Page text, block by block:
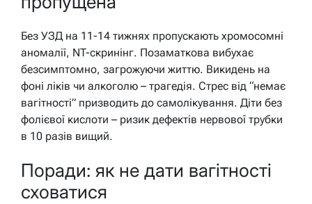
Без УЗД на 11-14 тижнях пропускають хромосомні
аномалії, NT-скринінг. Позаматкова вибухає
безсимптомно, загрожуючи життю. Викидень на
фоні ліків чи алкоголю – трагедія. Стрес від “немає
вагітності” призводить до самолікування. Діти без
фолієвої кислоти – ризик дефектів нервової трубки
в 10 разів вищий.
Поради: як не дати вагітності
сховатися